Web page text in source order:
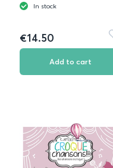
In stock
€14.50
Add to cart